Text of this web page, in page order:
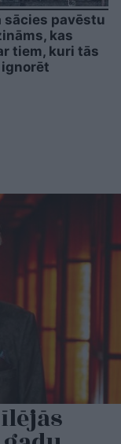
sācies pavēstu
kas
tiem, kuri tās